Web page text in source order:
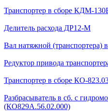
Транспортер в сборе КДМ-
Делитель расхода ДР12-М
Вал натяжной
Редуктор привода
Транспортер в сборе КО-
Разбрасыватель в сб. с
(КО829А.56.02.000)